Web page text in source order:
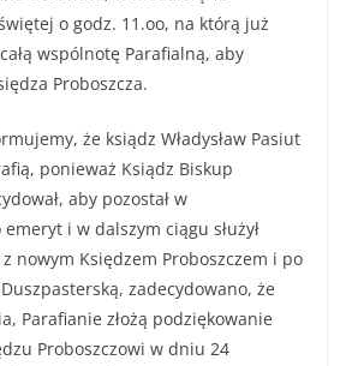
o godz. 11.oo, na którą już
wspólnotę Parafialną, aby
Proboszcza.
że ksiądz Władysław Pasiut
ponieważ Ksiądz Biskup
aby pozostał w
i w dalszym ciągu służył
nowym Księdzem Proboszczem i po
zadecydowano, że
Parafianie złożą podziękowanie
Proboszczowi w dniu 24